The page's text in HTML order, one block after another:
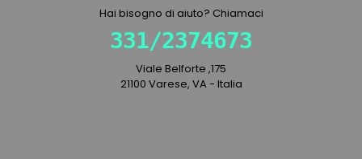
Hai bisogno di aiuto? Chiamaci
331/2374673
Viale Belforte ,175
21100 Varese, VA - Italia